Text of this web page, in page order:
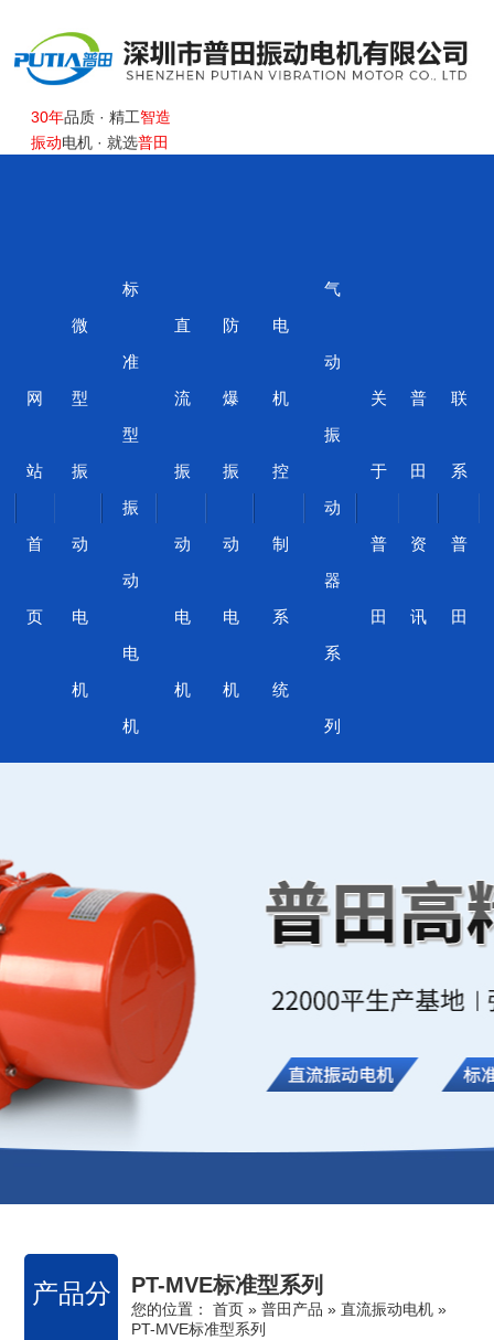
30年品质 · 精工智造
振动电机 · 就选普田
网
站
首
页
微
型
振
动
电
机
标
准
型
振
动
电
机
直
流
振
动
电
机
防
爆
振
动
电
机
电
机
控
制
系
统
气
动
振
动
器
系
列
关
于
普
田
普
田
资
讯
联
系
普
田
产品分 PT-MVE标准型系列
您的位置： 首页 »普田产品 »直流振动电机 »
PT-MVE标准型系列